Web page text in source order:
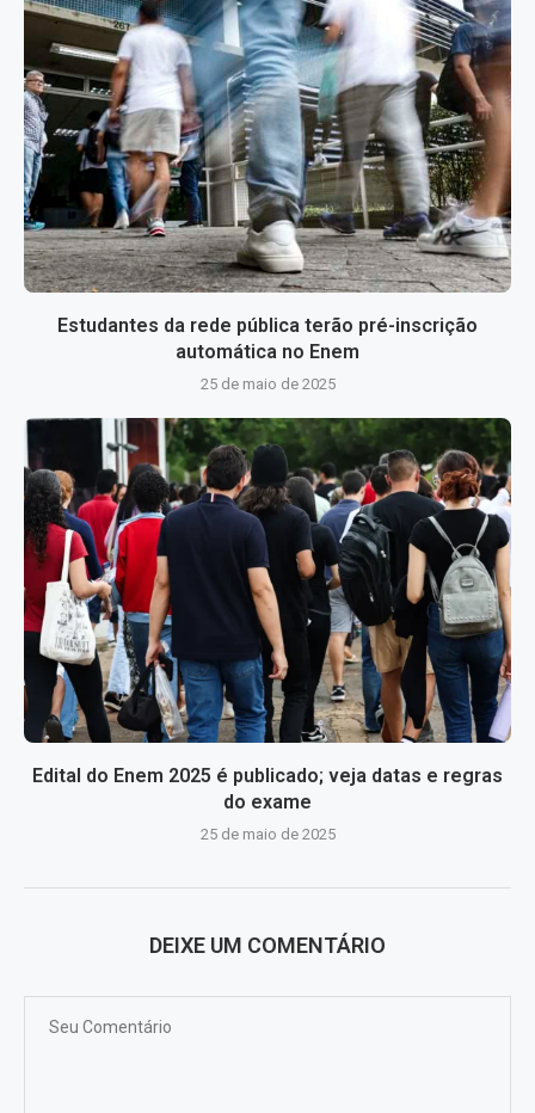
Estudantes da rede pública terão pré-inscrição
automática no Enem
25 de maio de 2025
Edital do Enem 2025 é publicado; veja datas e regras
do exame
25 de maio de 2025
DEIXE UM COMENTÁRIO